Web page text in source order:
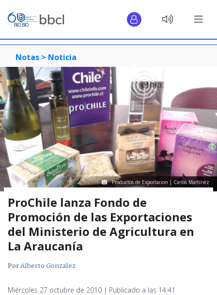
Notas > Noticia
Productos de Exportacion | Carlos Martínez
ProChile lanza Fondo de
Promoción de las Exportaciones
del Ministerio de Agricultura en
La Araucanía
PorAlberto Gonzalez
Miércoles 27 octubre de 2010 | Publicado a las 14:41